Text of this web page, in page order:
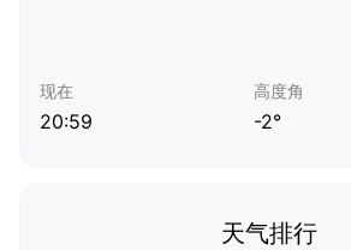
现在
20:59
高度角
-2°
天气排行